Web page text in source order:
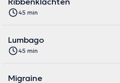
45 min
Lumbago
45 min
Migraine